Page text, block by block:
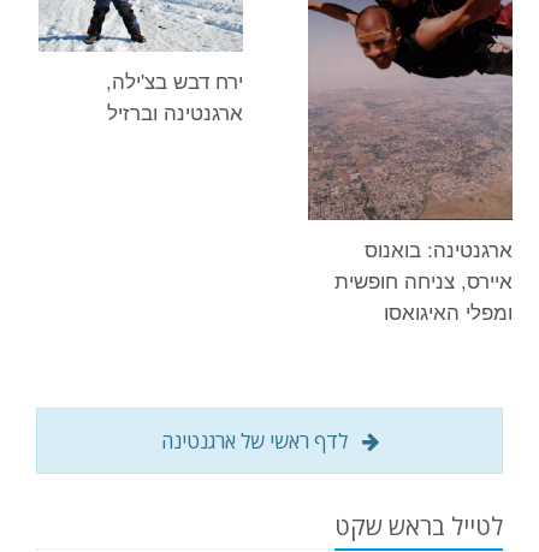
ארגנטינה: בואנוס
איירס, צניחה חופשית
ומפלי האיגואסו
ירח דבש בצ'ילה,
ארגנטינה וברזיל
לדף ראשי של ארגנטינה
לטייל בראש שקט